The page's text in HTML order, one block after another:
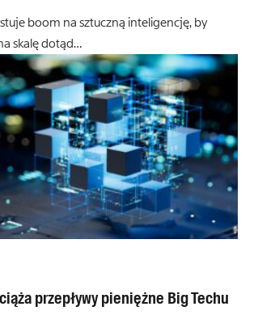
boom na sztuczną inteligencję, by
skalę dotąd…
przepływy pieniężne Big Techu